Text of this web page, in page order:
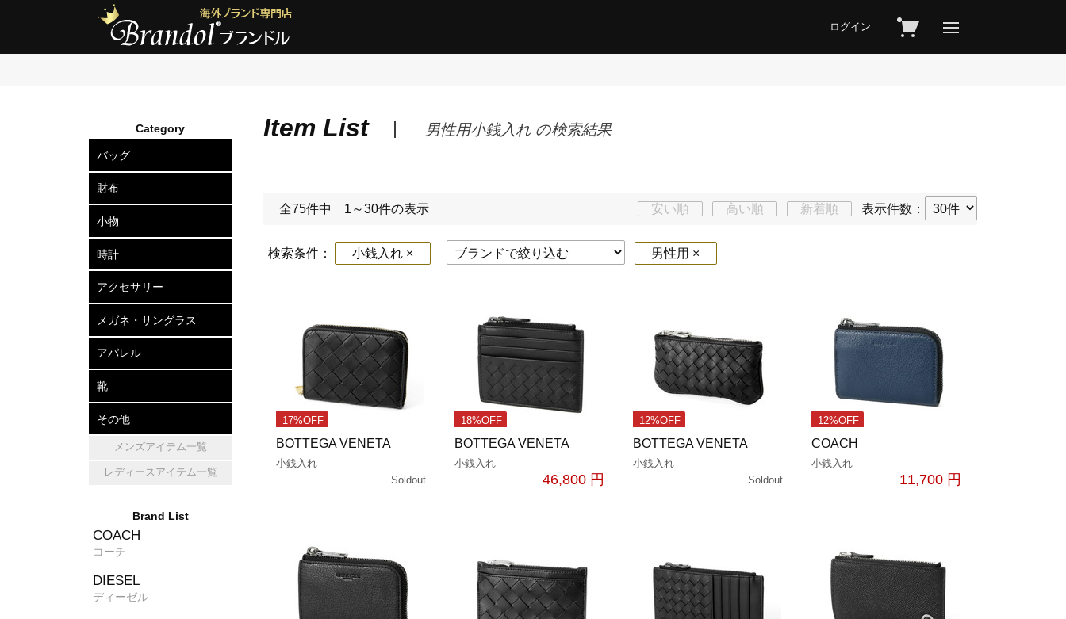
ログイン
Item List 男性用小銭入れ の検索結果
全75件中 1～30件の表示 安い順 高い順 新着順 表示件数：
検索条件： 小銭入れ × 男性用 ×
17%OFF
BOTTEGA VENETA
小銭入れ
Soldout
18%OFF
BOTTEGA VENETA
小銭入れ
46,800 円
12%OFF
BOTTEGA VENETA
小銭入れ
Soldout
12%OFF
COACH
小銭入れ
11,700 円
Category
バッグ
ショルダーバッグ
2wayトートバッグ
トートバッグ
ボディバッグ
リュックサック
セカンドバッグ
ビジネスバッグ
アタッシュケース
ハードケース
ボストンバッグ
スーツケース
ビジネスキャリー
財布
長財布
二つ折り財布
三つ折り財布
小銭入れ
小物
カードケース
定期入れ
名刺入れ
キーケース
キーリング
ポーチ
ベルト
マネークリップ
ネクタイピン
カフスボタン
ウォレットチェーン
傘
時計
メンズ腕時計
レディース腕時計
アクセサリー
ピアス
ネックレス
ブレスレット
リング
ヘアアクセサリー
メガネ・サングラス
メガネフレーム
サングラス
アパレル
アパレル
帽子
マフラー・ショール
靴
レザーシューズ
パンプス
スニーカー
その他
キッチン雑貨
ホームフレグランス
消臭グッズ
メンズアイテム一覧
レディースアイテム一覧
Brand List
COACH
コーチ
DIESEL
ディーゼル